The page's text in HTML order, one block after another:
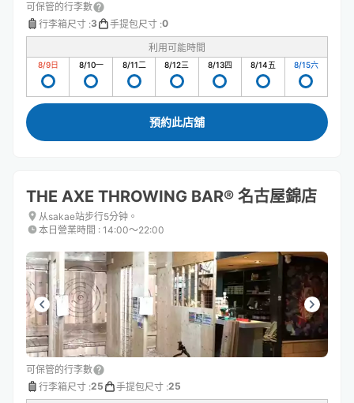
可保管的行李數
行李箱尺寸 :3 手提包尺寸 :0
利用可能時間
8/9日 8/10一 8/11二 8/12三 8/13四 8/14五 8/15六
預約此店舖
THE AXE THROWING BAR®︎ 名古屋錦店
从sakae站步行5分钟。
本日營業時間 : 14:00〜22:00
可保管的行李數
行李箱尺寸 :25 手提包尺寸 :25